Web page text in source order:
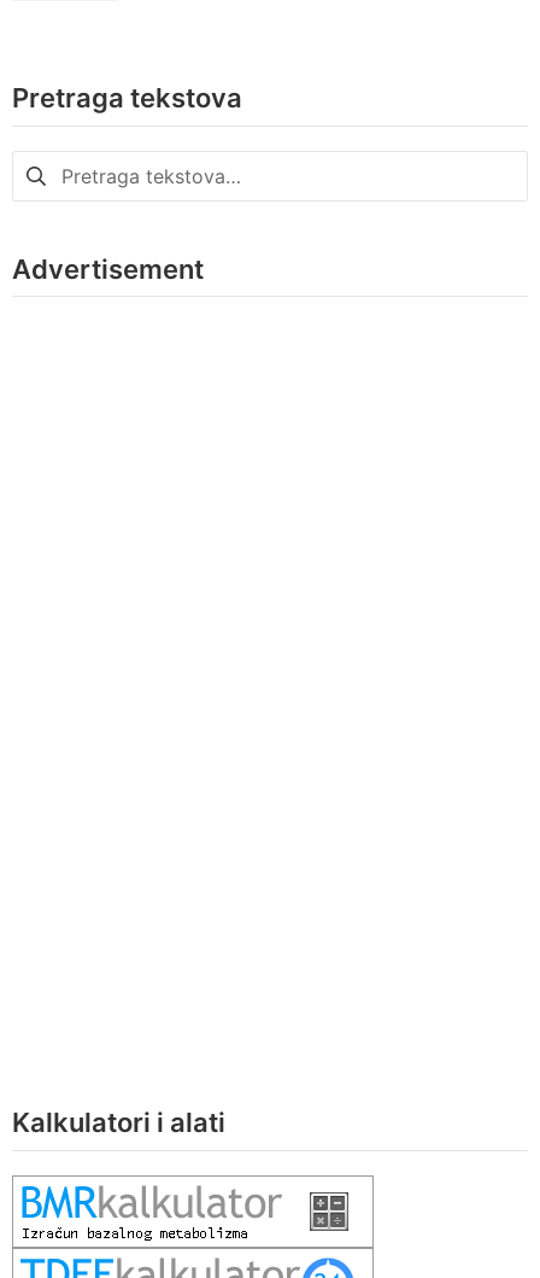
Pretraga tekstova
Pretraga
za:
Advertisement
Kalkulatori i alati